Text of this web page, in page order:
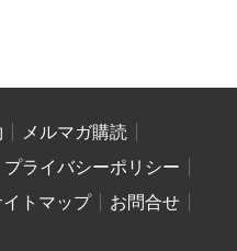
メルマガ購読
プライバシーポリシー
イトマップ
お問合せ